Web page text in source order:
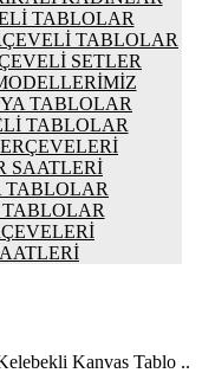
TABLOLAR
TABLOLAR
SETLER
TABLOLAR
TABLOLAR
SAATLERI
TABLOLAR
Kanvas Tablo ..